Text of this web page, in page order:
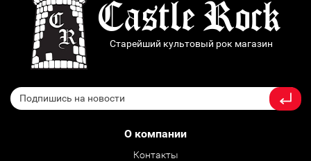
Старейший культовый рок магазин
О компании
Контакты